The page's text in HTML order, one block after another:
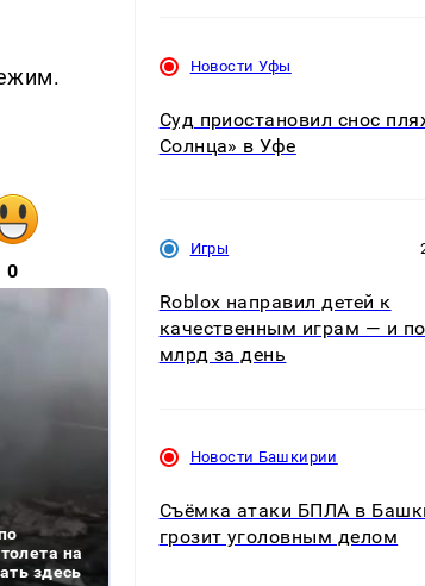
0
на
здесь
Таких событий не
было с 1945: чего
В
Новости Уфы
Суд приостановил снос
Солнца» в Уфе
Игры
Roblox направил детей к
качественным играм — и
млрд за день
Новости Башкирии
Съёмка атаки БПЛА в
грозит уголовным делом